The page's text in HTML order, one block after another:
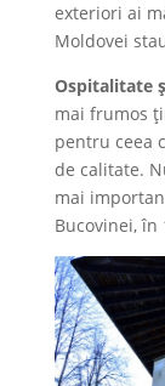
exteriori ai
Moldovei
Ospitalitate
mai frumos
pentru ceea
de calitate.
mai
Bucovinei, în